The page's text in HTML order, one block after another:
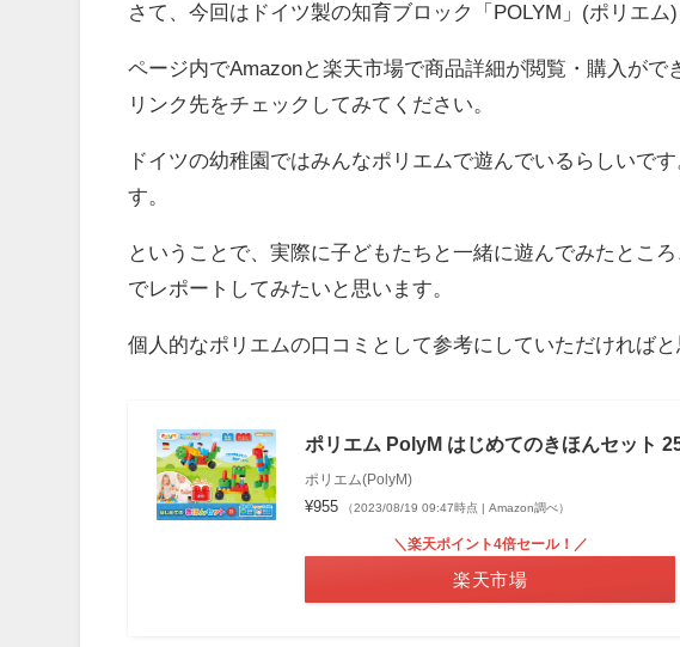
さて、今回はドイツ製の知育ブロック「POLYM」(ポリエム)
ページ内でAmazonと楽天市場で商品詳細が閲覧・購入がで
リンク先をチェックしてみてください。
ドイツの幼稚園ではみんなポリエムで遊んでいるらしいで
す。
ということで、実際に子どもたちと一緒に遊んでみたとこ
でレポートしてみたいと思います。
個人的なポリエムの口コミとして参考にしていただければと
ポリエム PolyM はじめてのきほんセット
ポリエム(PolyM)
¥955 （2023/08/19 09:47時点 | Amazon調べ）
＼楽天ポイント4倍セール！／
楽天市場